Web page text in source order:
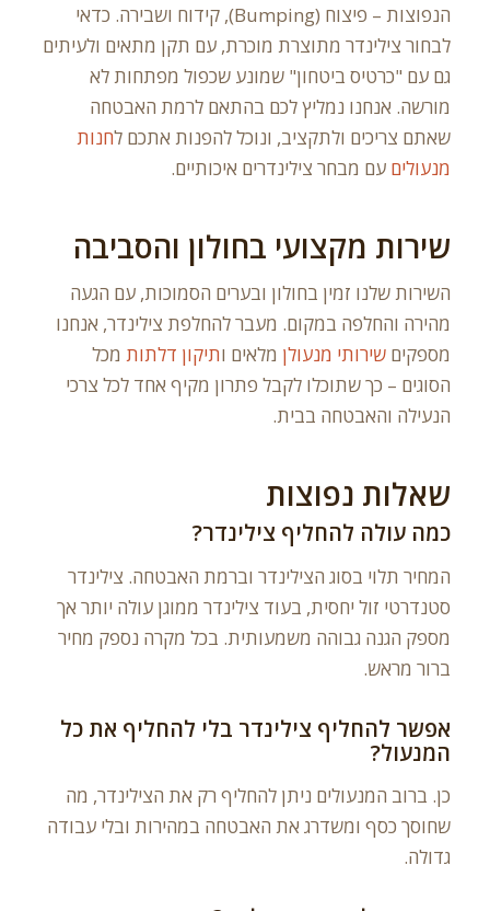
הנפוצות – פיצוח (Bumping), קידוח ושבירה. כדאי
לבחור צילינדר מתוצרת מוכרת, עם תקן מתאים ולעיתים
גם עם "כרטיס ביטחון" שמונע שכפול מפתחות לא
מורשה. אנחנו נמליץ לכם בהתאם לרמת האבטחה
שאתם צריכים ולתקציב, ונוכל להפנות אתכם לחנות
מנעולים עם מבחר צילינדרים איכותיים.
שירות מקצועי בחולון והסביבה
השירות שלנו זמין בחולון ובערים הסמוכות, עם הגעה
מהירה והחלפה במקום. מעבר להחלפת צילינדר, אנחנו
מספקיםשירותי מנעולן מלאים ותיקון דלתות מכל
הסוגים – כך שתוכלו לקבל פתרון מקיף אחד לכל צרכי
הנעילה והאבטחה בבית.
שאלות נפוצות
כמה עולה להחליף צילינדר?
המחיר תלוי בסוג הצילינדר וברמת האבטחה. צילינדר
סטנדרטי זול יחסית, בעוד צילינדר ממוגן עולה יותר אך
מספק הגנה גבוהה משמעותית. בכל מקרה נספק מחיר
ברור מראש.
אפשר להחליף צילינדר בלי להחליף את כל
המנעול?
כן. ברוב המנעולים ניתן להחליף רק את הצילינדר, מה
שחוסך כסף ומשדרג את האבטחה במהירות ובלי עבודה
גדולה.